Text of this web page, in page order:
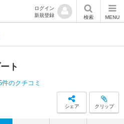
ログイン
新規登録
検索 MENU
ト
件のクチコミ
シェア クリップ